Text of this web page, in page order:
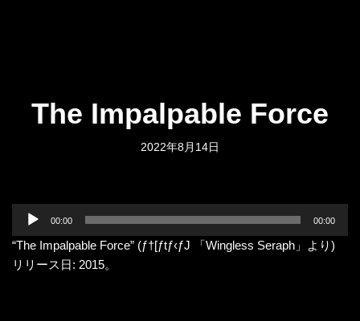
The Impalpable Force
2022年8月14日
プ
レ
00:00 00:00
“The Impalpable Force” (ƒ†[ƒtƒ‹ƒJ 「Wingless Seraph」より)
リリース日: 2015。